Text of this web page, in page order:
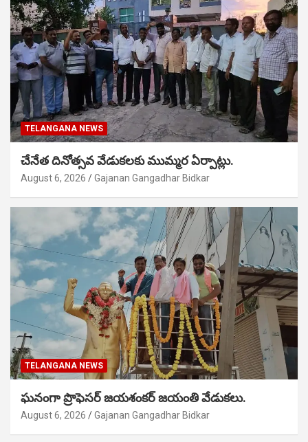
TELANGANA NEWS
చేనేత దినోత్సవ వేడుకలకు ముమ్మర ఏర్పాట్లు.
August 6, 2026 Gajanan Gangadhar Bidkar
TELANGANA NEWS
ఘనంగా ప్రొఫెసర్ జయశంకర్ జయంతి వేడుకలు.
August 6, 2026 Gajanan Gangadhar Bidkar